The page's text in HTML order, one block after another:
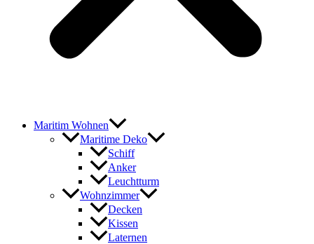
Maritim Wohnen
Maritime Deko
Schiff
Anker
Leuchtturm
Wohnzimmer
Decken
Kissen
Laternen